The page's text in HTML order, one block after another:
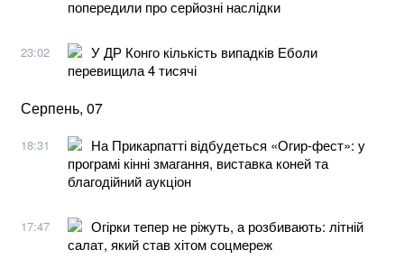
попередили про серйозні наслідки
23:02
У ДР Конго кількість випадків Еболи
перевищила 4 тисячі
Серпень, 07
18:31
На Прикарпатті відбудеться «Огир-фест»: у
програмі кінні змагання, виставка коней та
благодійний аукціон
17:47
Огірки тепер не ріжуть, а розбивають: літній
салат, який став хітом соцмереж